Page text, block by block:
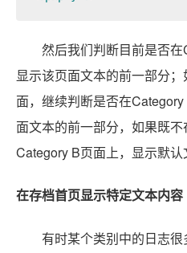
然后我们判断目前是否在
显示该页面文本的前一部分
面，继续判断是否在
面文本的前一部分，如果既
Category B页面上，显示默认
在存档首页显示特定文本内容
有时某个类别中的日志